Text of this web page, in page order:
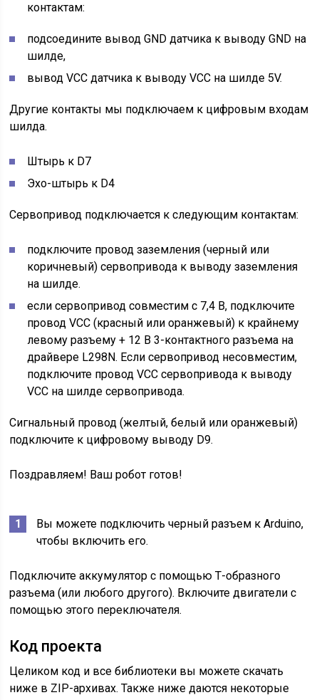
контактам:
подсоедините вывод GND датчика к выводу GND на
шилде,
вывод VCC датчика к выводу VCC на шилде 5V.
Другие контакты мы подключаем к цифровым входам
шилда.
Штырь к D7
Эхо-штырь к D4
Сервопривод подключается к следующим контактам:
подключите провод заземления (черный или
коричневый) сервопривода к выводу заземления
на шилде.
если сервопривод совместим с 7,4 В, подключите
провод VCC (красный или оранжевый) к крайнему
левому разъему + 12 В 3-контактного разъема на
драйвере L298N. Если сервопривод несовместим,
подключите провод VCC сервопривода к выводу
VCC на шилде сервопривода.
Сигнальный провод (желтый, белый или оранжевый)
подключите к цифровому выводу D9.
Поздравляем! Ваш робот готов!
Вы можете подключить черный разъем к Arduino,
чтобы включить его.
Подключите аккумулятор с помощью Т-образного
разъема (или любого другого). Включите двигатели с
помощью этого переключателя.
Код проекта
Целиком код и все библиотеки вы можете скачать
ниже в ZIP-архивах. Также ниже даются некоторые